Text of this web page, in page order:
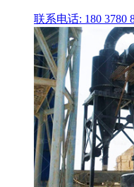
联系电话: 180 3780